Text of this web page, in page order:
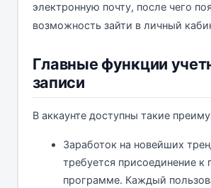
электронную почту, после чего
возможность зайти в личный
Главные функции
записи
В аккаунте доступны такие
Заработок на новейших
требуется присоединение к
программе. Каждый